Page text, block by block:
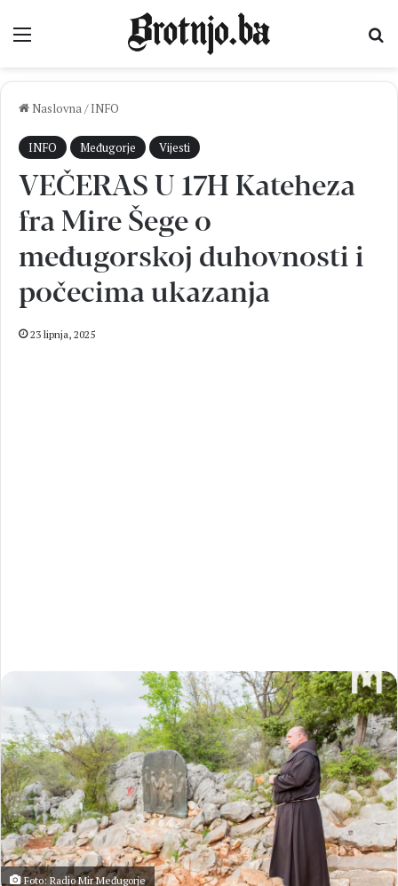
Izbornik
Naslovna/ INFO
INFO Međugorje Vijesti
VEČERAS U 17H Kateheza
fra Mire Šege o
međugorskoj duhovnosti i
počecima ukazanja
23 lipnja, 2025
Foto: Radio Mir Međugorje